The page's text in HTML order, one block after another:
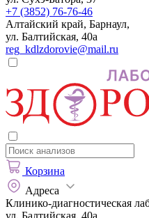
+7 (3852) 76-76-46
Алтайский край, Барнаул,
ул. Балтийская, 40а
reg_kdlzdorovie@mail.ru
Корзина
Адреса
Клинико-диагностическая
ул. Балтийская, 40а